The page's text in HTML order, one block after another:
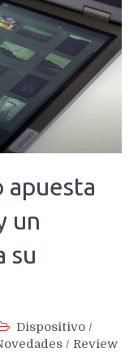
apuesta
un
su
Dispositivo /
/ Review